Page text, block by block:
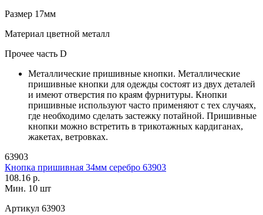
Размер 17мм
Материал цветной металл
Прочее часть D
Металлические пришивные кнопки. Металлические
пришивные кнопки для одежды состоят из двух деталей
и имеют отверстия по краям фурнитуры. Кнопки
пришивные используют часто применяют с тех случаях,
где необходимо сделать застежку потайной. Пришивные
кнопки можно встретить в трикотажных кардиганах,
жакетах, ветровках.
63903
Кнопка пришивная 34мм серебро 63903
108.16 р.
Мин. 10 шт
Артикул 63903